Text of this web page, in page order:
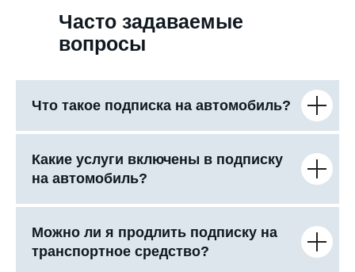
Часто задаваемые
вопросы
Что такое подписка на автомобиль?
Какие услуги включены в подписку
на автомобиль?
Можно ли я продлить подписку на
транспортное средство?